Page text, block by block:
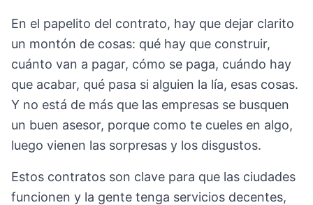
En el papelito del contrato, hay que dejar clarito
un montón de cosas: qué hay que construir,
cuánto van a pagar, cómo se paga, cuándo hay
que acabar, qué pasa si alguien la lía, esas cosas.
Y no está de más que las empresas se busquen
un buen asesor, porque como te cueles en algo,
luego vienen las sorpresas y los disgustos.
Estos contratos son clave para que las ciudades
funcionen y la gente tenga servicios decentes,